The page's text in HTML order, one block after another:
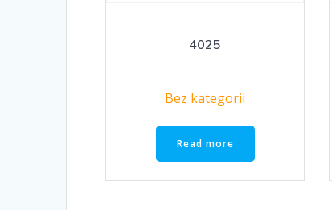
4025
Bez kategorii
Read more